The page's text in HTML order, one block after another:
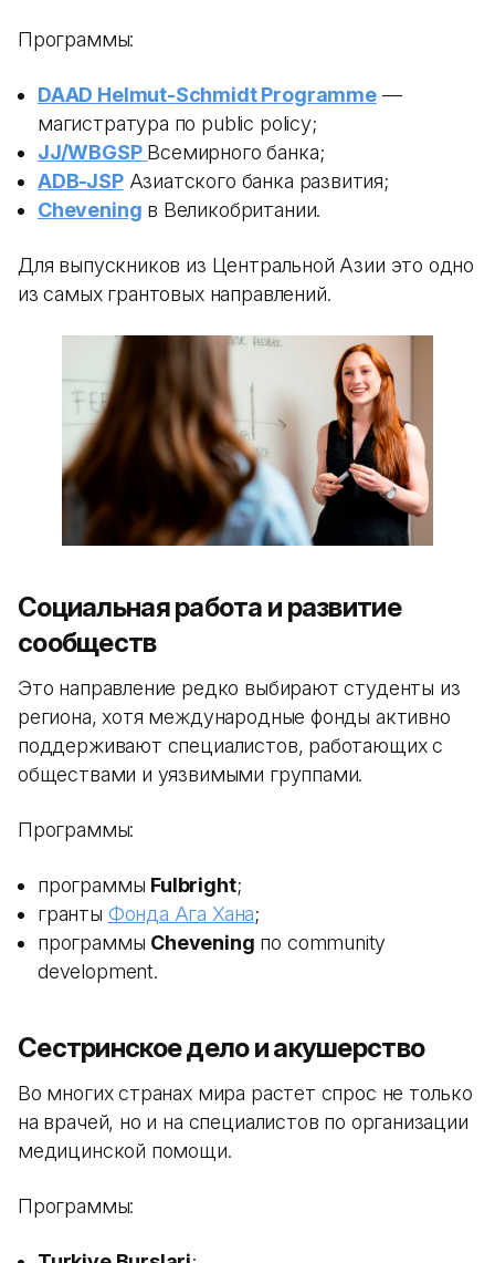
Программы:
DAAD Helmut-Schmidt Programme—
магистратура по public policy;
JJ/WBGSP Всемирного банка;
ADB-JSPАзиатского банка развития;
Chevening в Великобритании.
Для выпускников из Центральной Азии это одно
из самых грантовых направлений.
Социальная работа и развитие
сообществ
Это направление редко выбирают студенты из
региона, хотя международные фонды активно
поддерживают специалистов, работающих с
обществами и уязвимыми группами.
Программы:
программы Fulbright;
гранты Фонда Ага Хана;
программы Chevening по community
development.
Сестринское дело и акушерство
Во многих странах мира растет спрос не только
на врачей, но и на специалистов по организации
медицинской помощи.
Программы: